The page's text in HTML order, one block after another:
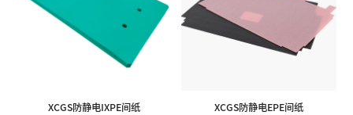
XCGS防静电IXPE间纸 XCGS防静电EPE间纸